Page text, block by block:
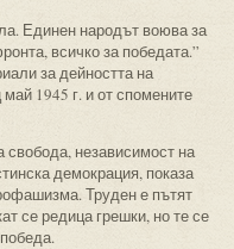
Единен народът воюва за
всичко за победата.”
за дейността на
1945 г. и от спомените
свобода, независимост на
демокрация, показа
Труден е пътят
се редица грешки, но те се